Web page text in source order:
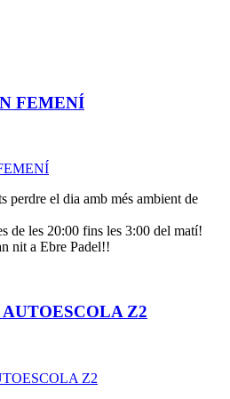
FEMENÍ
perdre el dia amb més ambient de
de les 20:00 fins les 3:00 del matí!
nit a Ebre Padel!!
Z2